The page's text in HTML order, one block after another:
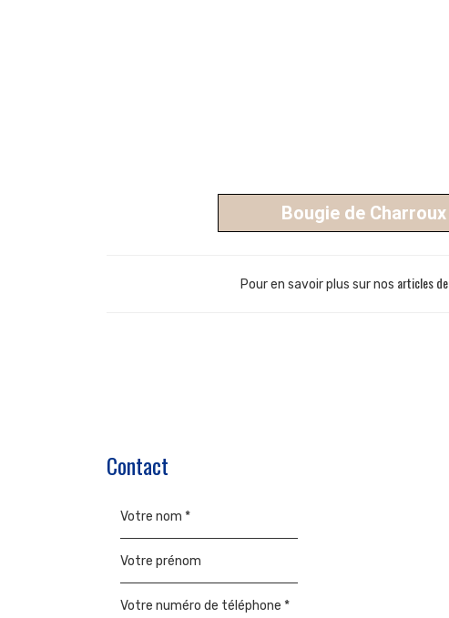
Bougie de Charroux
Pour en savoir plus sur nos articles de
Contact
Votre nom *
Votre prénom
Votre numéro de téléphone *